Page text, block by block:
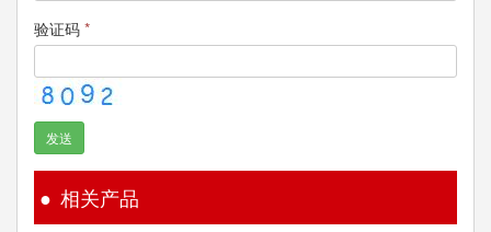
验证码 *
发送
相关产品